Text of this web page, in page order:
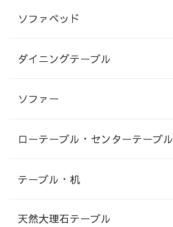
ソファベッド
ダイニングテーブル
ソファー
ローテーブル・センターテーブル
テーブル・机
天然大理石テーブル